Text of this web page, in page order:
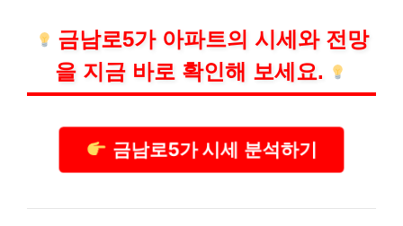
금남로5가 아파트의 시세와 전망
을 지금 바로 확인해 보세요.
금남로5가 시세 분석하기